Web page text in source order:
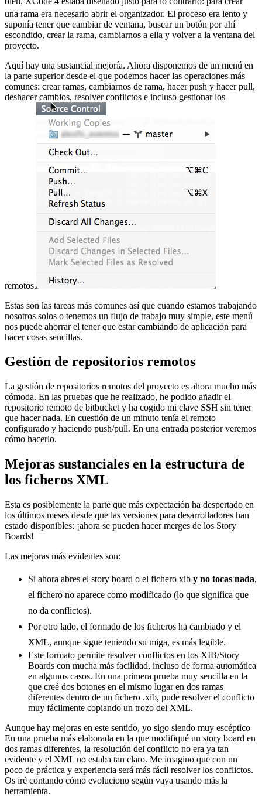
una rama era necesario abrir el organizador. El proceso era lento y
suponía tener que cambiar de ventana, buscar un botón por ahí
escondido, crear la rama, cambiarnos a ella y volver a la ventana del
proyecto.
Aquí hay una sustancial mejoría. Ahora disponemos de un menú en
la parte superior desde el que podemos hacer las operaciones más
comunes: crear ramas, cambiarnos de rama, hacer push y hacer pull,
deshacer cambios, resolver conflictos e incluso gestionar los
remotos.
Estas son las tareas más comunes así que cuando estamos trabajando
nosotros solos o tenemos un flujo de trabajo muy simple, este menú
nos puede ahorrar el tener que estar cambiando de aplicación para
hacer cosas sencillas.
Gestión de repositorios remotos
La gestión de repositorios remotos del proyecto es ahora mucho más
cómoda. En las pruebas que he realizado, he podido añadir el
repositorio remoto de bitbucket y ha cogido mi clave SSH sin tener
que hacer nada. En cuestión de un minuto tenía el remoto
configurado y haciendo push/pull. En una entrada posterior veremos
cómo hacerlo.
Mejoras sustanciales en la estructura de
los ficheros XML
Esta es posiblemente la parte que más expectación ha despertado en
los últimos meses desde que las versiones para desarrolladores han
estado disponibles: ¡ahora se pueden hacer merges de los Story
Boards!
Las mejoras más evidentes son:
Si ahora abres el story board o el fichero xib y no tocas nada,
el fichero no aparece como modificado (lo que significa que
no da conflictos).
Por otro lado, el formado de los ficheros ha cambiado y el
XML, aunque sigue teniendo su miga, es más legible.
Este formato permite resolver conflictos en los XIB/Story
Boards con mucha más facilidad, incluso de forma automática
en algunos casos. En una primera prueba muy sencilla en la
que creé dos botones en el mismo lugar en dos ramas
diferentes dentro de un fichero .xib, pude resolver el conflicto
muy fácilmente copiando un trozo del XML.
Aunque hay mejoras en este sentido, yo sigo siendo muy escéptico
En una prueba más elaborada en la que modifiqué un story board en
dos ramas diferentes, la resolución del conflicto no era ya tan
evidente y el XML no estaba tan claro. Me imagino que con un
poco de práctica y experiencia será más fácil resolver los conflictos.
Os iré contando cómo evoluciono según vaya usando más la
herramienta.